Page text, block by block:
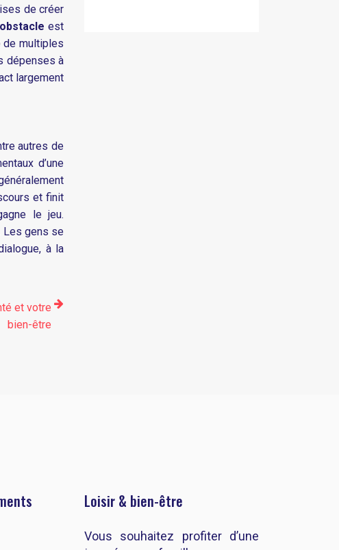
de créer
est
de multiples
dépenses à
largement
autres de
d’une
et finit
le jeu.
Les gens se
à la
et votre
bien-être
Loisir & bien-être
Vous souhaitez profiter d’une